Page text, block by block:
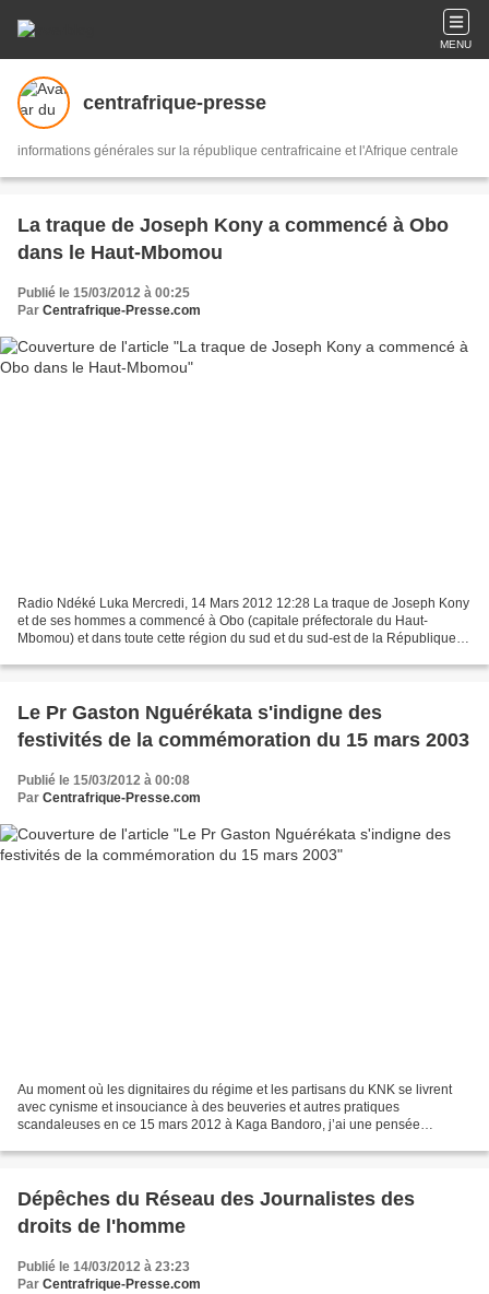
MENU
centrafrique-presse
informations générales sur la république centrafricaine et l'Afrique centrale
La traque de Joseph Kony a commencé à Obo
dans le Haut-Mbomou
Publié le 15/03/2012 à 00:25
Par Centrafrique-Presse.com
Radio Ndéké Luka Mercredi, 14 Mars 2012 12:28 La traque de Joseph Kony
et de ses hommes a commencé à Obo (capitale préfectorale du Haut-
Mbomou) et dans toute cette région du sud et du sud-est de la République
Le Pr Gaston Nguérékata s'indigne des
festivités de la commémoration du 15 mars 2003
Publié le 15/03/2012 à 00:08
Par Centrafrique-Presse.com
Au moment où les dignitaires du régime et les partisans du KNK se livrent
avec cynisme et insouciance à des beuveries et autres pratiques
scandaleuses en ce 15 mars 2012 à Kaga Bandoro, j’ai une pensée
Dépêches du Réseau des Journalistes des
droits de l'homme
Publié le 14/03/2012 à 23:23
Par Centrafrique-Presse.com